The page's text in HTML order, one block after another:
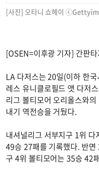
[사진] 오타니 쇼헤이
[OSEN=이후광 기자] 간판
LA 다저스는 20일(이하 한
레스 유니클로필드 앳 다저
리그 볼티모어 오리올스와
내기 역전승을 거뒀다.
내셔널리그 서부지구 1위
49승 27패를 기록했다. 반
구 4위 볼티모어는 35승 42